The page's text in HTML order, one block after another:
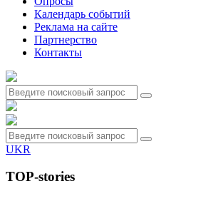
Календарь событий
Реклама на сайте
Партнерство
Контакты
UKR
TOP-stories